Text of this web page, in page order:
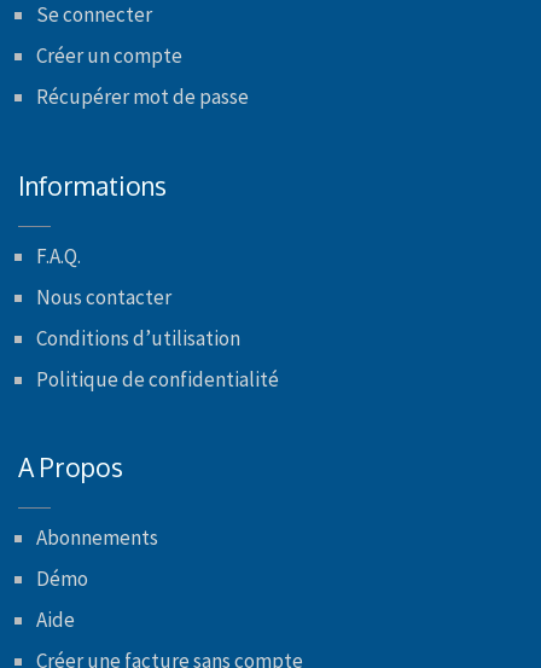
Se connecter
Créer un compte
Récupérer mot de passe
Informations
F.A.Q.
Nous contacter
Conditions d’utilisation
Politique de confidentialité
A Propos
Abonnements
Démo
Aide
Créer une facture sans compte